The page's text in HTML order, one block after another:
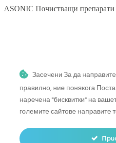
ASONIC Почистващи препарати
Ултразвуково почистване
Ултразвуково
Ултразвуково почистване на
Ултразвуково почистване в
индустрия
Засечени За да
правилно, ние понякога
наречена "бисквитки" на
големите сайтове направите